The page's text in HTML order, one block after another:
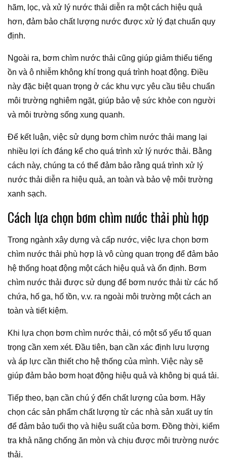
hãm, lọc, và xử lý nước thải diễn ra một cách hiệu quả
hơn, đảm bảo chất lượng nước được xử lý đạt chuẩn quy
định.
Ngoài ra, bơm chìm nước thải cũng giúp giảm thiểu tiếng
ồn và ô nhiễm không khí trong quá trình hoạt động. Điều
này đặc biệt quan trọng ở các khu vực yêu cầu tiêu chuẩn
môi trường nghiêm ngặt, giúp bảo vệ sức khỏe con người
và môi trường sống xung quanh.
Để kết luận, việc sử dụng bơm chìm nước thải mang lại
nhiều lợi ích đáng kể cho quá trình xử lý nước thải. Bằng
cách này, chúng ta có thể đảm bảo rằng quá trình xử lý
nước thải diễn ra hiệu quả, an toàn và bảo vệ môi trường
xanh sạch.
Cách lựa chọn bơm chìm nước thải phù hợp
Trong ngành xây dựng và cấp nước, việc lựa chọn bơm
chìm nước thải phù hợp là vô cùng quan trọng để đảm bảo
hệ thống hoạt động một cách hiệu quả và ổn định. Bơm
chìm nước thải được sử dụng để bơm nước thải từ các hố
chứa, hố ga, hố tồn, v.v. ra ngoài môi trường một cách an
toàn và tiết kiệm.
Khi lựa chọn bơm chìm nước thải, có một số yếu tố quan
trọng cần xem xét. Đầu tiên, bạn cần xác định lưu lượng
và áp lực cần thiết cho hệ thống của mình. Việc này sẽ
giúp đảm bảo bơm hoạt động hiệu quả và không bị quá tải.
Tiếp theo, bạn cần chú ý đến chất lượng của bơm. Hãy
chọn các sản phẩm chất lượng từ các nhà sản xuất uy tín
để đảm bảo tuổi thọ và hiệu suất của bơm. Đồng thời, kiểm
tra khả năng chống ăn mòn và chịu được môi trường nước
thải.